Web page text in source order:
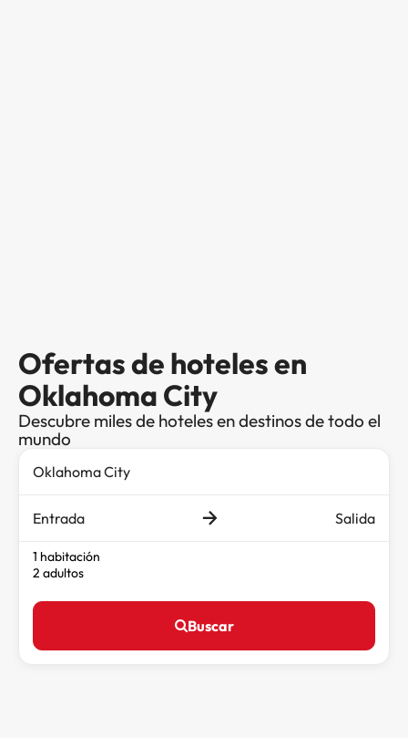
Ofertas de hoteles en
Oklahoma City
Descubre miles de hoteles en destinos de todo el
mundo
Entrada Salida
1 habitación
2 adultos
Buscar